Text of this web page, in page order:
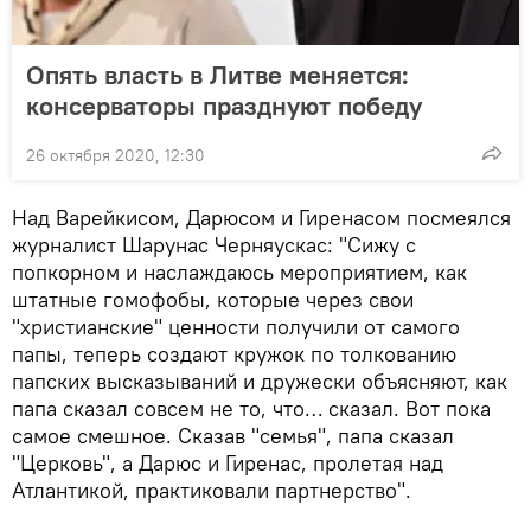
Опять власть в Литве меняется:
консерваторы празднуют победу
26 октября 2020, 12:30
Над Варейкисом, Дарюсом и Гиренасом посмеялся
журналист Шарунас Черняускас: "Сижу с
попкорном и наслаждаюсь мероприятием, как
штатные гомофобы, которые через свои
"христианские" ценности получили от самого
папы, теперь создают кружок по толкованию
папских высказываний и дружески объясняют, как
папа сказал совсем не то, что… сказал. Вот пока
самое смешное. Сказав "семья", папа сказал
"Церковь", а Дарюс и Гиренас, пролетая над
Атлантикой, практиковали партнерство".